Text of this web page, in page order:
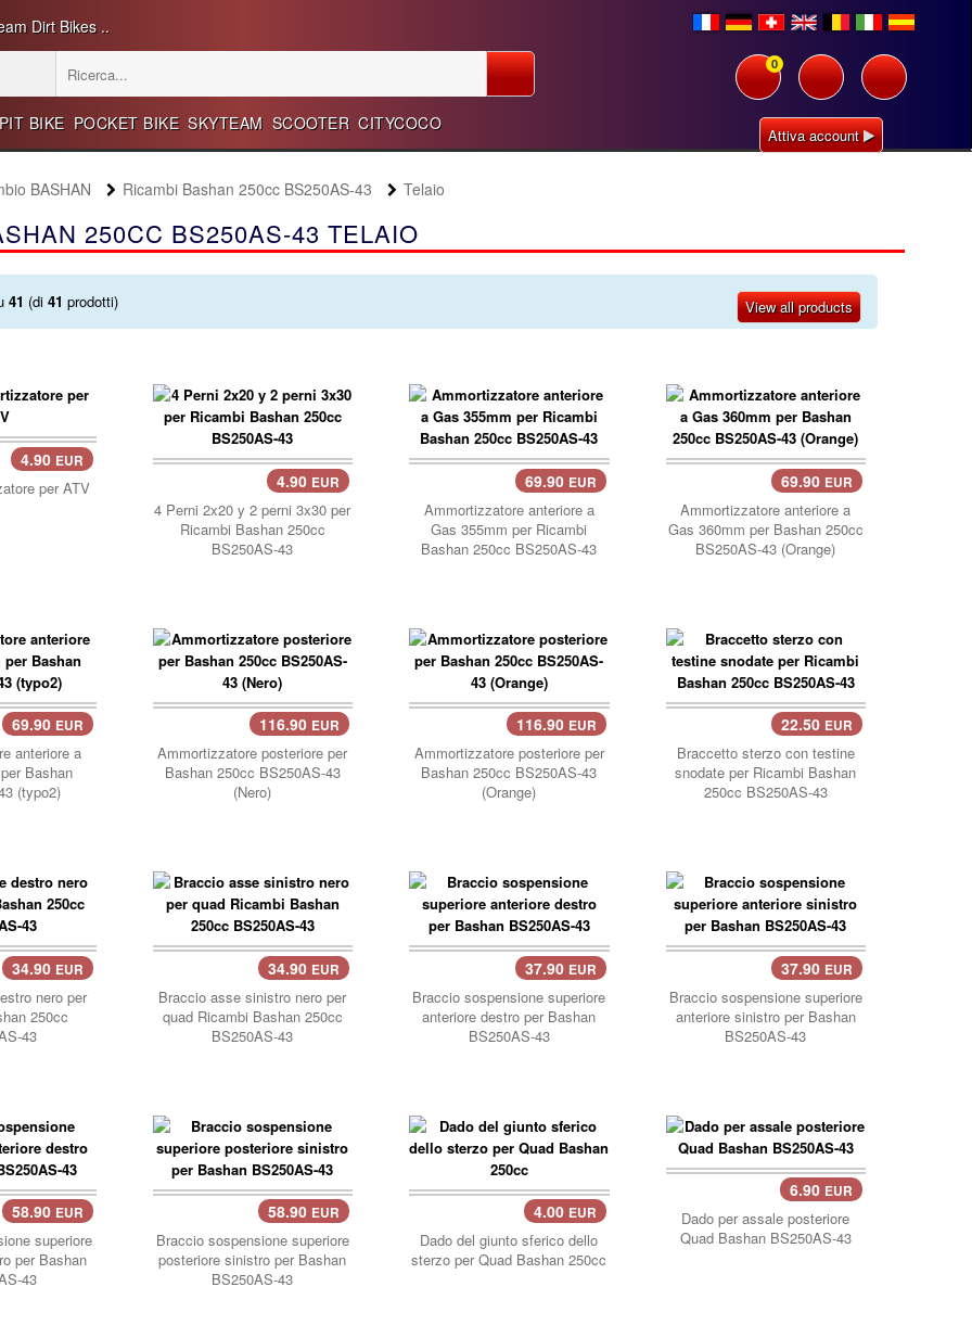
Dirt Bikes ..
0
Attiva account
PIT BIKE POCKET BIKE SKYTEAM SCOOTER CITYCOCO
BASHAN Ricambi Bashan 250cc BS250AS-43 Telaio
250CC BS250AS-43 TELAIO
41 (di 41 prodotti) View all products
4.90 EUR
per ATV 4.90 EUR
4 Perni 2x20 y 2 perni 3x30 per
Ricambi Bashan 250cc
BS250AS-43
69.90 EUR
Ammortizzatore anteriore a
Gas 355mm per Ricambi
Bashan 250cc BS250AS-43
69.90 EUR
Ammortizzatore anteriore a
Gas 360mm per Bashan 250cc
BS250AS-43 (Orange)
69.90 EUR
anteriore a
Bashan
(typo2)
carrello.. 116.90 EUR
Ammortizzatore posteriore per
Bashan 250cc BS250AS-43
(Nero)
carrello.. 116.90 EUR
Ammortizzatore posteriore per
Bashan 250cc BS250AS-43
(Orange)
22.50 EUR
Braccetto sterzo con testine
snodate per Ricambi Bashan
250cc BS250AS-43
34.90 EUR
nero per
250cc
43
34.90 EUR
Braccio asse sinistro nero per
quad Ricambi Bashan 250cc
BS250AS-43
37.90 EUR
Braccio sospensione superiore
anteriore destro per Bashan
BS250AS-43
37.90 EUR
Braccio sospensione superiore
anteriore sinistro per Bashan
BS250AS-43
58.90 EUR
superiore
per Bashan
43
58.90 EUR
Braccio sospensione superiore
posteriore sinistro per Bashan
BS250AS-43
4.00 EUR
Dado del giunto sferico dello
sterzo per Quad Bashan 250cc
6.90 EUR
Dado per assale posteriore
Quad Bashan BS250AS-43